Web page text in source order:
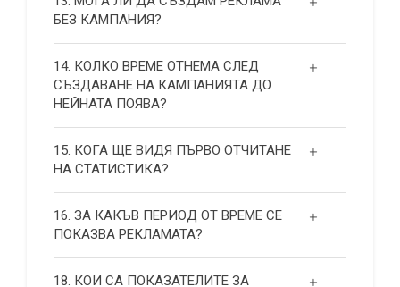
БЕЗ КАМПАНИЯ?
14. КОЛКО ВРЕМЕ ОТНЕМА СЛЕД
СЪЗДАВАНЕ НА КАМПАНИЯТА ДО
НЕЙНАТА ПОЯВА?
15. КОГА ЩЕ ВИДЯ ПЪРВО ОТЧИТАНЕ
НА СТАТИСТИКА?
16. ЗА КАКЪВ ПЕРИОД ОТ ВРЕМЕ СЕ
ПОКАЗВА РЕКЛАМАТА?
18. КОИ СА ПОКАЗАТЕЛИТЕ ЗА